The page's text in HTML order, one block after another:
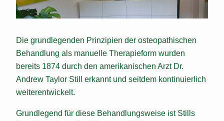
Die grundlegenden Prinzipien der osteopathischen
Behandlung als manuelle Therapieform wurden
bereits 1874 durch den amerikanischen Arzt Dr.
Andrew Taylor Still erkannt und seitdem kontinuierlich
weiterentwickelt.
Grundlegend für diese Behandlungsweise ist Stills